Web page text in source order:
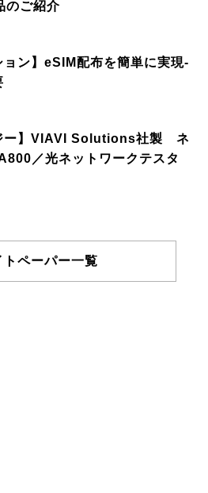
のご紹介
ョン】eSIM配布を簡単に実現-
ー】VIAVI Solutions社製 ネ
／光ネットワークテスタ
トペーパー一覧